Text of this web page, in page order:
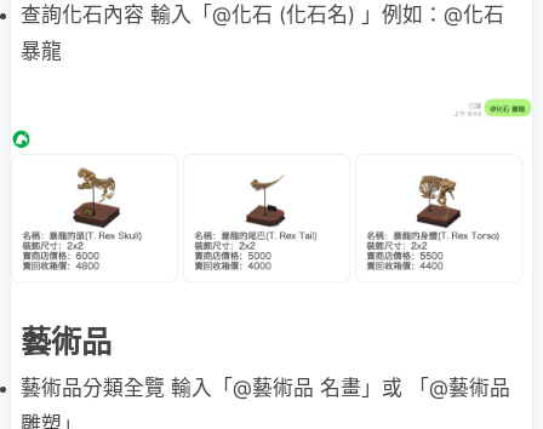
查詢化石內容 輸入「@化石 (化石名) 」例如：@化石
暴龍
藝術品
藝術品分類全覽 輸入「@藝術品 名畫」或 「@藝術品
雕塑」